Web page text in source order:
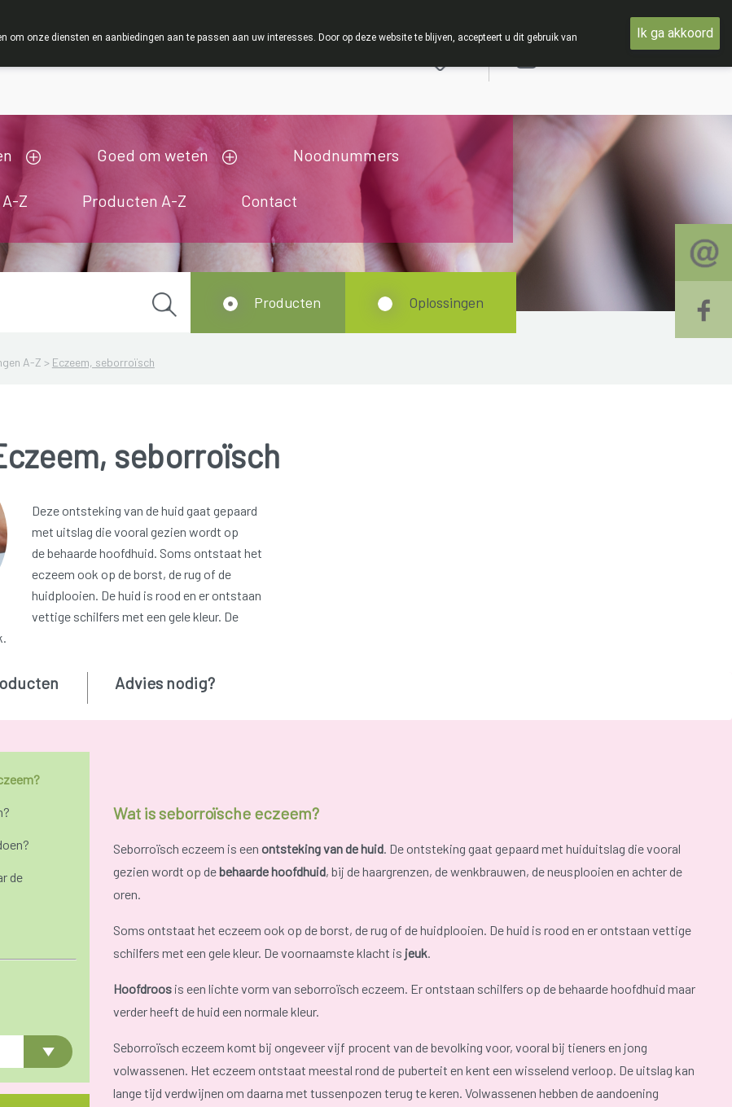
Goed om weten Noodnummers
Z Producten A-Z Contact
A-Z > Eczeem, seborroïsch
Producten Oplossingen
seborroïsch
Deze ontsteking van de huid gaat gepaard
met uitslag die vooral gezien wordt op
de behaarde hoofdhuid. Soms ontstaat het
eczeem ook op de borst, de rug of de
huidplooien. De huid is rood en er ontstaan
vettige schilfers met een gele kleur. De
de
Advies nodig?
Wat is seborroïsche eczeem?
Seborroïsch eczeem is een ontsteking van de huid. De ontsteking gaat gepaard met huiduitslag die vooral
gezien wordt op debehaarde hoofdhuid, bij de haargrenzen, de wenkbrauwen, de neusplooien en achter de
oren.
Soms ontstaat het eczeem ook op de borst, de rug of de huidplooien. De huid is rood en er ontstaan vettige
schilfers met een gele kleur. De voornaamste klacht is jeuk.
Hoofdroosis een lichte vorm van seborroïsch eczeem. Er ontstaan schilfers op de behaarde hoofdhuid maar
verder heeft de huid een normale kleur.
Seborroïsch eczeem komt bij ongeveer vijf procent van de bevolking voor, vooral bij tieners en jong
volwassenen. Het eczeem ontstaat meestal rond de puberteit en kent een wisselend verloop. De uitslag kan
lange tijd verdwijnen om daarna met tussenpozen terug te keren. Volwassenen hebben de aandoening
om onze diensten en aanbiedingen aan te passen aan uw interesses. Door op deze website te blijven, accepteert u dit gebruik van
Ik ga akkoord